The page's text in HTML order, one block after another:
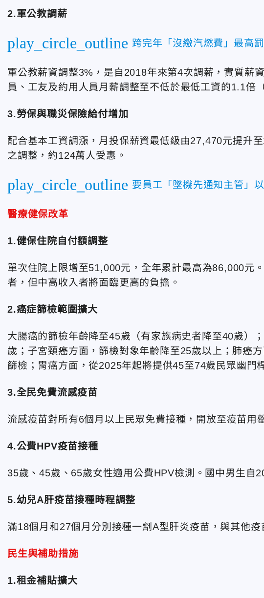
2.軍公教調薪
play_circle_outline 跨完年「沒繳汽燃費」最高
軍公教薪資調整3%，是自2018年來第4次調薪，實質薪
員、工友及約用人員月薪調整至不低於最低工資的1.1倍
3.勞保與職災保險給付增加
配合基本工資調漲，月投保薪資最低級由27,470元提升
之調整，約124萬人受惠。
play_circle_outline 要員工「墜機先通知主管」
醫療健保改革
1.健保住院自付額調整
單次住院上限增至51,000元，全年累計最高為86,000元
者，但中高收入者將面臨更高的負擔。
2.癌症篩檢範圍擴大
大腸癌的篩檢年齡降至45歲（有家族病史者降至40歲）
歲；子宮頸癌方面，篩檢對象年齡降至25歲以上；肺癌
篩檢；胃癌方面，從2025年起將提供45至74歲民眾幽門
3.全民免費流感疫苗
流感疫苗對所有6個月以上民眾免費接種，開放至疫苗用
4.公費HPV疫苗接種
35歲、45歲、65歲女性適用公費HPV檢測。國中男生自
5.幼兒A肝疫苗接種時程調整
滿18個月和27個月分別接種一劑A型肝炎疫苗，與其他疫
民生與補助措施
1.租金補貼擴大